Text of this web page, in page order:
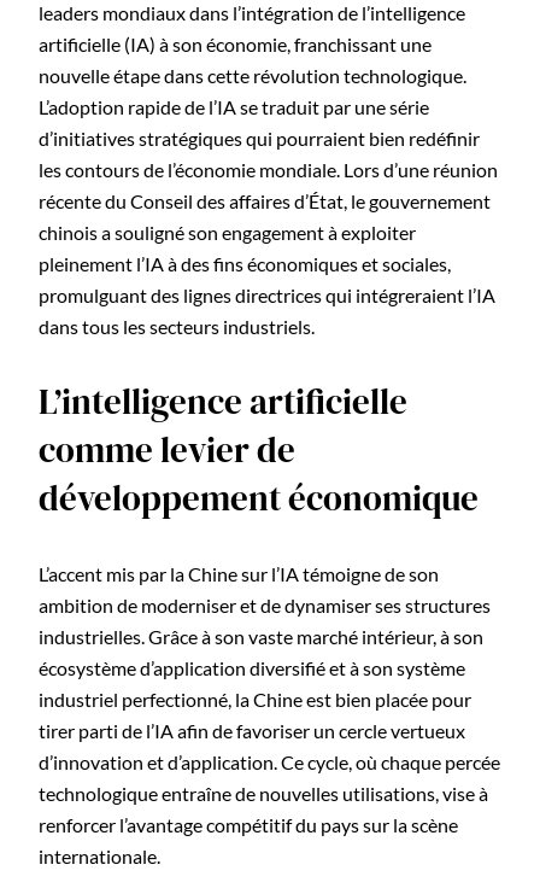
leaders mondiaux dans l’intégration de l’intelligence
artificielle (IA) à son économie, franchissant une
nouvelle étape dans cette révolution technologique.
L’adoption rapide de l’IA se traduit par une série
d’initiatives stratégiques qui pourraient bien redéfinir
les contours de l’économie mondiale. Lors d’une réunion
récente du Conseil des affaires d’État, le gouvernement
chinois a souligné son engagement à exploiter
pleinement l’IA à des fins économiques et sociales,
promulguant des lignes directrices qui intégreraient l’IA
dans tous les secteurs industriels.
L’intelligence artificielle
comme levier de
développement économique
L’accent mis par la Chine sur l’IA témoigne de son
ambition de moderniser et de dynamiser ses structures
industrielles. Grâce à son vaste marché intérieur, à son
écosystème d’application diversifié et à son système
industriel perfectionné, la Chine est bien placée pour
tirer parti de l’IA afin de favoriser un cercle vertueux
d’innovation et d’application. Ce cycle, où chaque percée
technologique entraîne de nouvelles utilisations, vise à
renforcer l’avantage compétitif du pays sur la scène
internationale.